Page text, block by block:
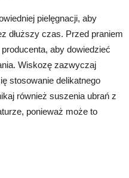
pielęgnacji, aby
dłuższy czas. Przed praniem
aby dowiedzieć
Wiskozę zazwyczaj
stosowanie delikatnego
również suszenia ubrań z
ponieważ może to